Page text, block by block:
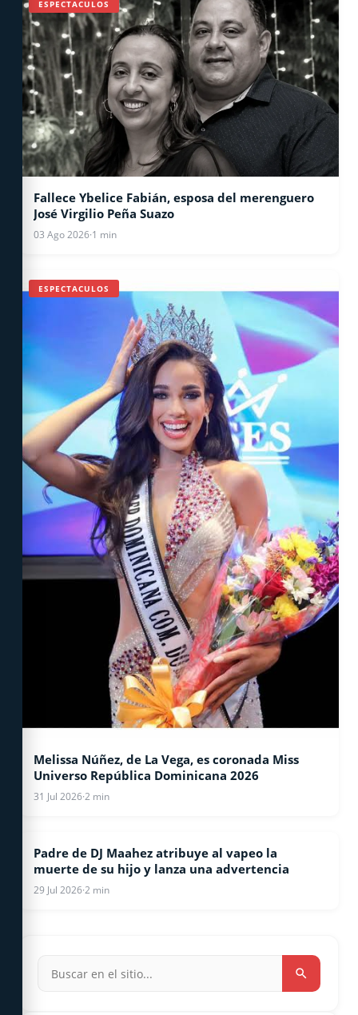
ESPECTACULOS
Fallece Ybelice Fabián, esposa del merenguero
José Virgilio Peña Suazo
03 Ago 2026·1 min
ESPECTACULOS
Melissa Núñez, de La Vega, es coronada Miss
Universo República Dominicana 2026
31 Jul 2026·2 min
ESPECTACULOS
Padre de DJ Maahez atribuye al vapeo la
muerte de su hijo y lanza una advertencia
29 Jul 2026·2 min